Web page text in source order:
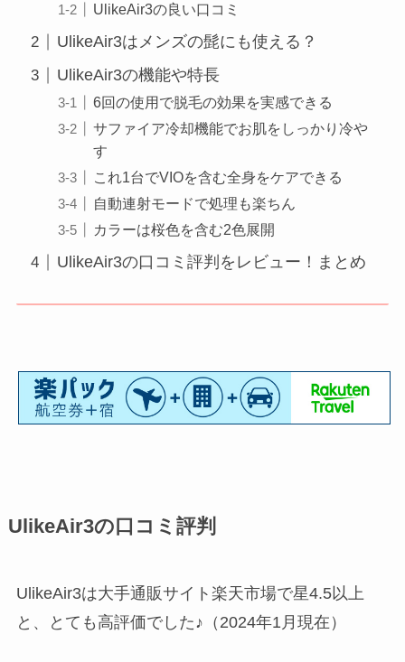
UlikeAir3の良い口コミ
UlikeAir3はメンズの髭にも使える？
UlikeAir3の機能や特長
6回の使用で脱毛の効果を実感できる
サファイア冷却機能でお肌をしっかり冷や
す
これ1台でVIOを含む全身をケアできる
自動連射モードで処理も楽ちん
カラーは桜色を含む2色展開
UlikeAir3の口コミ評判をレビュー！まとめ
UlikeAir3の口コミ評判
UlikeAir3は大手通販サイト楽天市場で星4.5以上
と、とても高評価でした♪（2024年1月現在）